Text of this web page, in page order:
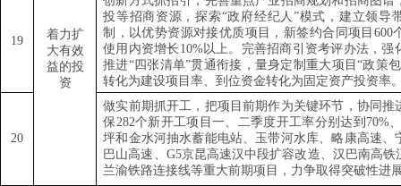
着力扩
大有效
益的投
资
19
投等招商资源，探索“政府经纪人 ”模式，建立领导
制，以优势资源对接优质项目，新签约合同项目 600
使用内资增长 10%以上。完善招商引资考评办法，强
推进“四张清单”贯通衔接，量身定制重大项目“政策包
转化为建设项目率、到位资金转化为固定资产投资率
20
做实前期抓开工，把项目前期作为关键环节，协同推
保282个新开工项目一、二季度开工率分别达到 70%
坪和金水河抽水蓄能电站、玉带河水库、略康高速、
巴山高速、 G5京昆高速汉中段扩容改造、汉巴南高铁
兰渝铁路连接线等重大前期项目，力争取得突破性进